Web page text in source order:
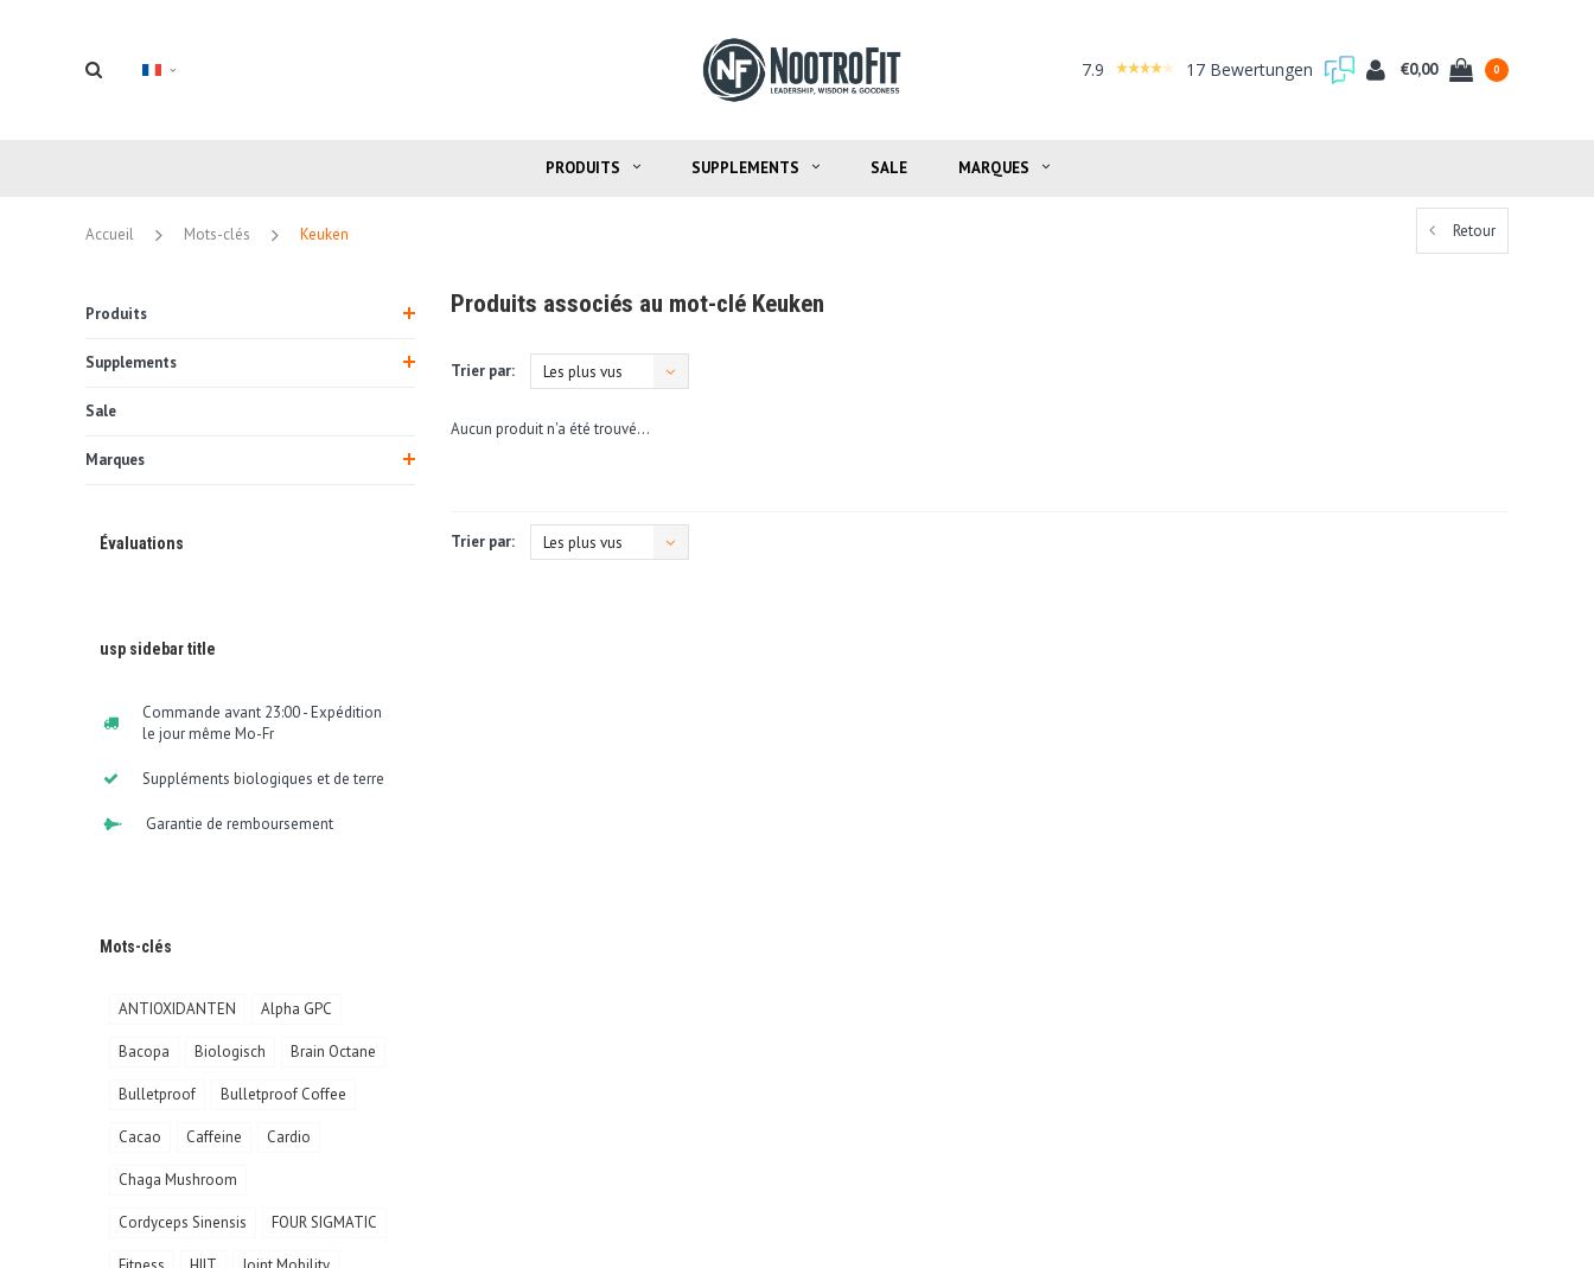
7.9 17 Bewertungen €0,00 0
PRODUITS SUPPLEMENTS SALE MARQUES
Accueil Mots-clés Keuken Retour
Produits
Supplements
Sale
Marques
Évaluations
usp sidebar title
Commande avant 23:00 - Expédition
le jour même Mo-Fr
Suppléments biologiques et de terre
Garantie de remboursement
Mots-clés
ANTIOXIDANTEN Alpha GPC
Bacopa Biologisch Brain Octane
Bulletproof Bulletproof Coffee
Cacao Caffeine Cardio
Chaga Mushroom
Cordyceps Sinensis FOUR SIGMATIC
Produits associés au mot-clé Keuken
Trier par: Les plus vus
Aucun produit n'a été trouvé...
Trier par: Les plus vus